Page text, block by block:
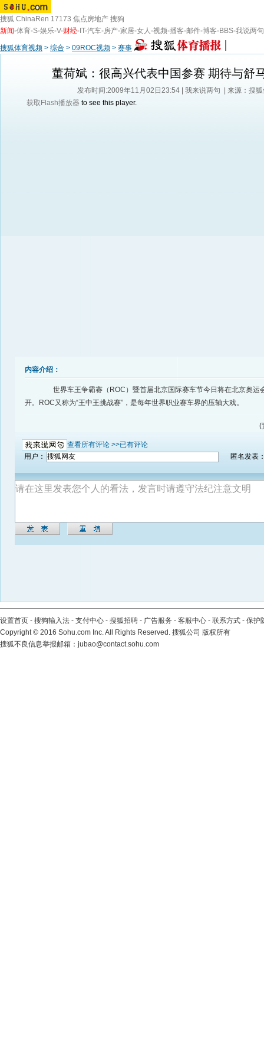
搜狐 ChinaRen 17173 焦点房地产 搜狗
新闻-体育-S-娱乐-V-财经- IT-汽车-房产-家居-女人-视频-播客-邮件-博客-BBS-我说两句
搜狐体育视频 > 综合 > 09ROC视频 > 赛事
董荷斌：很高兴代表中国参赛 期待与舒
发布时间:2009年11月02日23:54 | 我来说两句
| 来源：搜
获取Flash播放器 to see this player.
内容介绍：
世界车王争霸赛（ROC）暨首届北京国际赛车节今日将在北京奥运
开。ROC又称为“王中王挑战赛”，是每年世界职业赛车界的压轴大戏。
(
查看所有评论 >>已有评论
用户：
匿名发表
设置首页 - 搜狗输入法 - 支付中心 - 搜狐招聘 - 广告服务 - 客服中心 - 联系方式 - 保护
Copyright© 2016 Sohu.com Inc. All Rights Reserved. 搜狐公司 版权所有
搜狐不良信息举报邮箱： jubao@contact.sohu.com